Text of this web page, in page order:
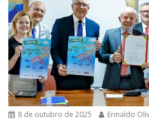
8 de outubro de 2025 Erinaldo